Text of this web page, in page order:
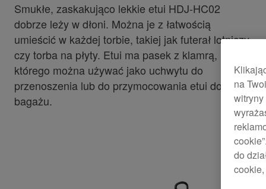
Smukłe, zaskakująco lekkie etui HDJ-HC02
dobrze leży w dłoni. Można je z łatwością
umieścić w każdej torbie, takiej jak futerał lotniczy
czy torba na płyty. Etui ma pasek z klamrą,
którego można używać jako uchwytu do
przenoszenia lub do przymocowania etui do
bagażu.
na
do